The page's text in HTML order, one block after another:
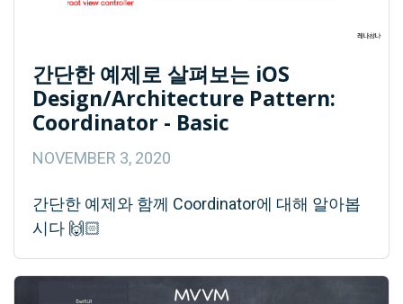
간단한 예제로 살펴보는 iOS
Design/Architecture Pattern:
Coordinator - Basic
NOVEMBER 3, 2020
간단한 예제와 함께 Coordinator에 대해 알아봅
시다 🙌🏻